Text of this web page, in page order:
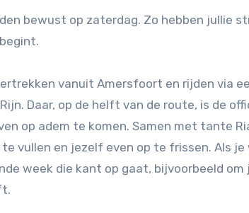
bewust op zaterdag. Zo hebben jullie
vanuit Amersfoort en rijden via
Daar, op de helft van de route, is de
op adem te komen. Samen met tante
vullen en jezelf even op te frissen. Als je
week die kant op gaat, bijvoorbeeld om